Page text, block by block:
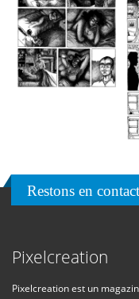
Restons en
Pixelcreation
Pixelcreation est un